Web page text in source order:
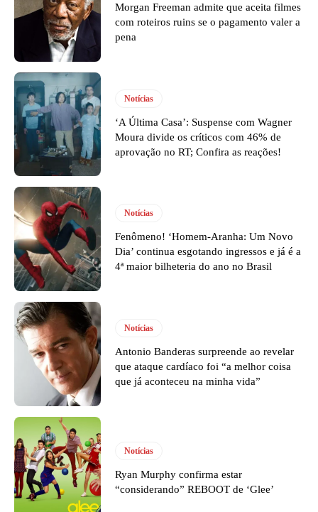
Morgan Freeman admite que aceita filmes
com roteiros ruins se o pagamento valer a
pena
Notícias
‘A Última Casa’: Suspense com Wagner
Moura divide os críticos com 46% de
aprovação no RT; Confira as reações!
Notícias
Fenômeno! ‘Homem-Aranha: Um Novo
Dia’ continua esgotando ingressos e já é a
4ª maior bilheteria do ano no Brasil
Notícias
Antonio Banderas surpreende ao revelar
que ataque cardíaco foi “a melhor coisa
que já aconteceu na minha vida”
Notícias
Ryan Murphy confirma estar
“considerando” REBOOT de ‘Glee’